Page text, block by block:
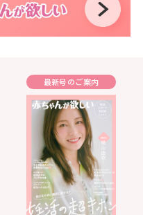
最新号のご案内